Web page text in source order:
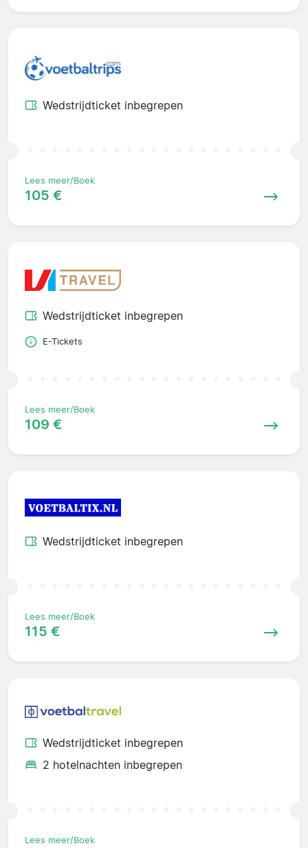
Wedstrijdticket inbegrepen
Lees meer/Boek
105 €
Wedstrijdticket inbegrepen
E-Tickets
Lees meer/Boek
109 €
Wedstrijdticket inbegrepen
Lees meer/Boek
115 €
Wedstrijdticket inbegrepen
2 hotelnachten inbegrepen
Lees meer/Boek